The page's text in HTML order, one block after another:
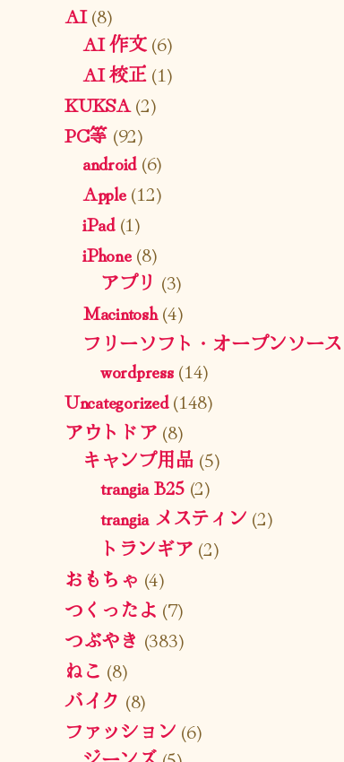
AI(8)
AI 作文(6)
AI 校正(1)
KUKSA(2)
PC等 (92)
android(6)
Apple(12)
iPad(1)
iPhone(8)
アプリ (3)
Macintosh(4)
フリーソフト・オープンソース
wordpress(14)
Uncategorized(148)
アウトドア (8)
キャンプ用品 (5)
trangia B25 (2)
trangia メスティン (2)
トランギア (2)
おもちゃ (4)
つくったよ (7)
つぶやき (383)
ねこ (8)
バイク (8)
ファッション (6)